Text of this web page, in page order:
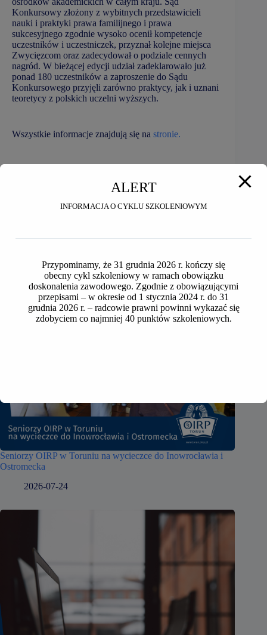
Konkursowy złożony z wybitnych przedstawicieli
nauki i praktyki prawa familijnego i prawa
sukcesyjnego zgodnie wysoko ocenił kompetencje
uczestników i uczestniczek, przyznał kolejne miejsca
Zwycięzcom oraz zadecydował o podziale cennych
nagród. W bieżącej edycji udział zadeklarowało już
ponad 180 uczestników a zaproszenie do Sądu
Konkursowego przyjęli zarówno praktycy, jak i uznani
teoretycy z polskich uczelni wyższych.
Wszystkie informacje znajdują się na stronie.
Seniorzy OIRP w Toruniu na wycieczce do Inowrocławia i
Ostromecka
2026-07-24
ALERT
INFORMACJA O CYKLU SZKOLENIOWYM
Przypominamy, że 31 grudnia 2026 r. kończy się
obecny cykl szkoleniowy w ramach obowiązku
doskonalenia zawodowego. Zgodnie z obowiązującymi
przepisami – w okresie od 1 stycznia 2024 r. do 31
grudnia 2026 r. – radcowie prawni powinni wykazać się
zdobyciem co najmniej 40 punktów szkoleniowych.